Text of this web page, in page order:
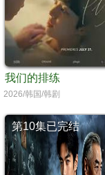
我们的排练
2026/韩国/韩剧
第10集已完结